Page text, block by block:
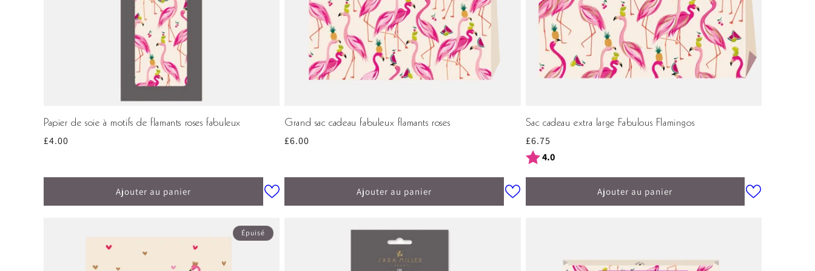
Papier de soie à motifs de flamants roses fabuleux
Prix
£4.00
Ajouter au panier
Grand sac cadeau fabuleux flamants roses
Prix
£6.00
Ajouter au panier
Sac cadeau extra large Fabulous Flamingos
Prix
habituel
£6.75
Note:
4.0
Ajouter au panier
Épuisé